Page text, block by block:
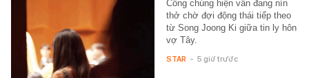
Công chúng hiện vẫn đang nín
thở chờ đợi động thái tiếp theo
từ Song Joong Ki giữa tin ly hôn
vợ Tây.
STAR - 5 giờ trước